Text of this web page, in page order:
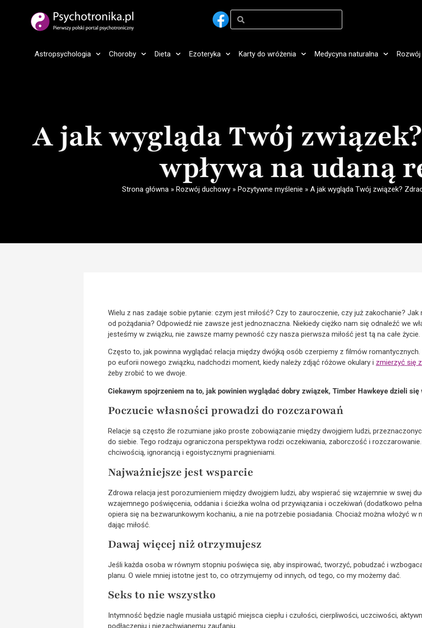
Astropsychologia Choroby Dieta Ezoteryka Karty do wróżenia Medycyna naturalna
A jak wygląda Twój
wpływa na udaną
Strona główna» Rozwój duchowy» Pozytywne myślenie » A jak wygląda Twój związek?
Wielu z nas zadaje sobie pytanie: czym jest miłość? Czy to zauroczenie, czy już zakochanie?
od pożądania? Odpowiedź nie zawsze jest jednoznaczna. Niekiedy ciężko nam się odnaleźć we
jesteśmy w związku, nie zawsze mamy pewność czy nasza pierwsza miłość jest tą na całe życie.
Często to, jak powinna wyglądać relacja między dwójką osób czerpiemy z filmów
po euforii nowego związku, nadchodzi moment, kiedy należy zdjąć różowe okulary i zmierzyć się
żeby zrobić to we dwoje.
Ciekawym spojrzeniem na to, jak powinien wyglądać dobry związek, Timber Hawkeye dzieli się
Poczucie własności prowadzi do rozczarowań
Relacje są często źle rozumiane jako proste zobowiązanie między dwojgiem ludzi,
do siebie. Tego rodzaju ograniczona perspektywa rodzi oczekiwania, zaborczość i
chciwością, ignorancją i egoistycznymi pragnieniami.
Najważniejsze jest wsparcie
Zdrowa relacja jest porozumieniem między dwojgiem ludzi, aby wspierać się wzajemnie w swej
wzajemnego poświęcenia, oddania i ścieżka wolna od przywiązania i oczekiwań (dodatkowo
opiera się na bezwarunkowym kochaniu, a nie na potrzebie posiadania. Chociaż można włożyć w
dając miłość.
Dawaj więcej niż otrzymujesz
Jeśli każda osoba w równym stopniu poświęca się, aby inspirować, tworzyć, pobudzać i
planu. O wiele mniej istotne jest to, co otrzymujemy od innych, od tego, co my możemy dać.
Seks to nie wszystko
Intymność będzie nagle musiała ustąpić miejsca ciepłu i czułości, cierpliwości, uczciwości,
podłączeniu i niezachwianemu zaufaniu.